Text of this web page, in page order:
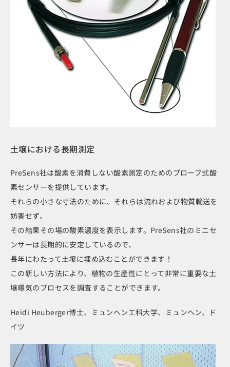
土壌における長期測定
PreSens社は酸素を消費しない酸素測定のためのプローブ式酸
素センサーを提供しています。
それらの小さな寸法のために、それらは流れおよび物質輸送を
妨害せず、
その結果その場の酸素濃度を表示します。PreSens社のミニセ
ンサーは長期的に安定しているので、
長年にわたって土壌に埋め込むことができます！
この新しい方法により、植物の生産性にとって非常に重要な土
壌曝気のプロセスを調査することができます。
Heidi Heuberger博士、ミュンヘン工科大学、ミュンヘン、ド
イツ